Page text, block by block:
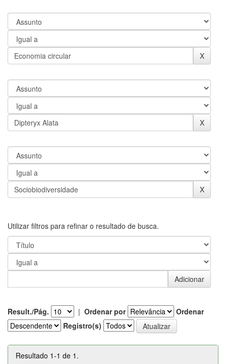
Utilizar filtros para refinar o resultado de busca.
Result./Pág. | Ordenar por
Ordenar
Registro(s)
Resultado 1-1 de 1.